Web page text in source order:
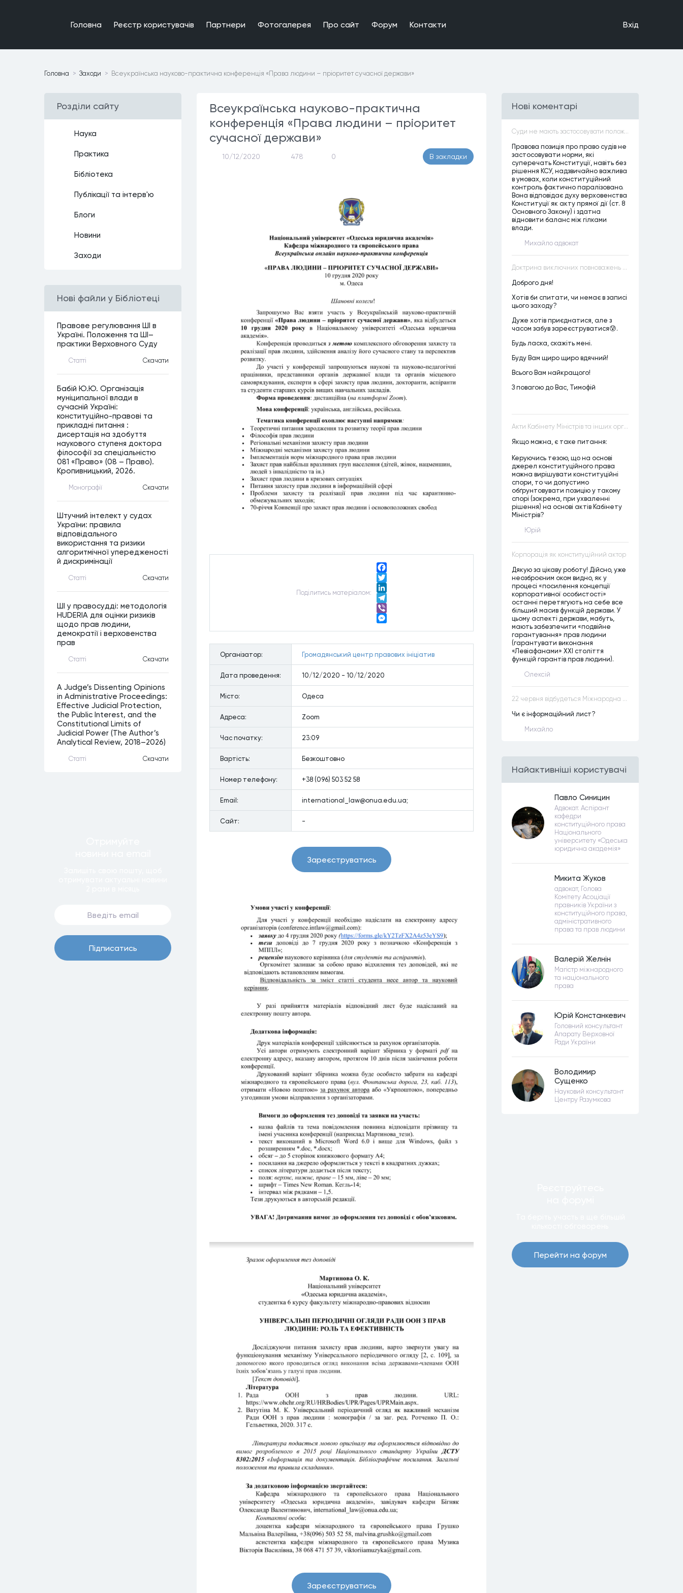
Головна Реєстр користувачiв Партнери Фотогалерея Про сайт Форум Контакти Вхiд
Головна Заходи Всеукраїнська науково-практична конференція «Права людини – пріоритет сучасної держави»
Роздiли сайту
Наука
Практика
Бiблiотека
Публiкацiї та iнтерв'ю
Блоги
Новини
Заходи
Нові файли у Бібліотеці
Правове регулювання ШІ в
Україні. Положення та ШІ–
практики Верховного Суду
Статтi Скачати
Бабій Ю.Ю. Організація
муніципальної влади в
сучасній Україні:
конституційно-правові та
прикладні питання :
дисертація на здобуття
наукового ступеня доктора
філософії за спеціальністю
081 «Право» (08 – Право).
Кропивницький, 2026.
Монографiї Скачати
Штучний інтелект у судах
України: правила
відповідального
використання та ризики
алгоритмічної упередженості
й дискримінації
Статтi Скачати
ШІ у правосудді: методологія
HUDERIA для оцінки ризиків
щодо прав людини,
демократії і верховенства
прав
Статтi Скачати
A Judge’s Dissenting Opinions
in Administrative Proceedings:
Effective Judicial Protection,
the Public Interest, and the
Constitutional Limits of
Judicial Power (The Author’s
Analytical Review, 2018–2026)
Статтi Скачати
Пiдписатись
Всеукраїнська науково-практична
конференція «Права людини – пріоритет
сучасної держави»
10/12/2020 478 0 В закладки
Подiлитись матерiалом:
Facebook
Twitter
LinkedIn
Telegram
Viber
Органiзатор: Громадянський центр правових ініціатив
Дата проведення: 10/12/2020 - 10/12/2020
Мiсто: Одеса
Адреса: Zoom
Час початку: 23:09
Вартiсть: Безкоштовно
Номер телефону: +38 (096) 503 52 58
Email: international_law@onua.edu.ua;
Сайт: -
Зареєструватись
Зареєструватись
Нові коментарі
Суди не мають застосовувати положення законів, які не відповідають Конституції, незалежно від того, чи визнавалися вони Конституційним Судом України неконституційними, тобто закони, що суперечать Конституції України не можуть застосовуватися навіть у випадках, коли вони є чинними
Правова позиція про право судів не
застосовувати норми, які
суперечать Конституції, навіть без
рішення КСУ, надзвичайно важлива
в умовах, коли конституційний
контроль фактично паралізовано.
Вона відповідає духу верховенства
Конституції як акту прямої дії (ст. 8
Основного Закону) і здатна
відновити баланс між гілками
влади.
Михайло адвокат
Доктрина виключних повноважень VS Доктрина прихованих повноважень
Доброго дня!
Хотів би спитати, чи немає в записі
цього заходу?
Дуже хотів приєднатися, але з
часом забув зареєструватися😰.
Будь ласка, скажіть мені.
Буду Вам щиро щиро вдячний!
Всього Вам найкращого!
З повагою до Вас, Тимофій
Акти Кабінету Міністрів та інших органів державної влади як джерела конституційного права
Якщо можна, є таке питання:
Керуючись тезою, що на основі
джерел конституційного права
можна вирішувати конституційні
спори, то чи допустимо
обґрунтовувати позицію у такому
спорі (зокрема, при ухваленні
рішення) на основі актів Кабінету
Міністрів?
Юрій
Корпорація як конституційний актор
Дякую за цікаву роботу! Дійсно, уже
неозброєним оком видно, як у
процесі «посилення концепції
корпоративної особистості»
останні перетягують на себе все
більший масив функцій держави. У
цьому аспекті держави, мабуть,
мають забезпечити «подвійне
гарантування» прав людини
(гарантувати виконання
«Левіафанами» ХХІ століття
функцій гарантів прав людини).
Олексій
22 червня відбудеться Міжнародна науково-практична конференція “Конституційна демократія в умовах загроз територіальній цілісності та національній безпеці”
Чи є інформаційний лист?
Михайло
Найактивнiшi користувачi
Павло Синицин
Адвокат. Аспірант
кафедри
конституційного права
Національного
університету «Одеська
юридична академія»
Микита Жуков
адвокат, Голова
Комітету Асоціації
правників України з
конституційного права,
адміністративного
права та прав людини
Валерій Желнін
Магістр міжнародного
та національного
права
Юрій Констанкевич
Головний консультант
Апарату Верховної
Ради України
Володимир
Сущенко
Науковий консультант
Центру Разумкова
Перейти на форум